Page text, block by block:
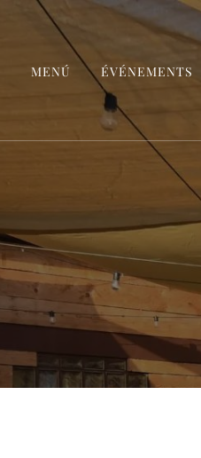
MENÚ ÉVÉNEMENTS